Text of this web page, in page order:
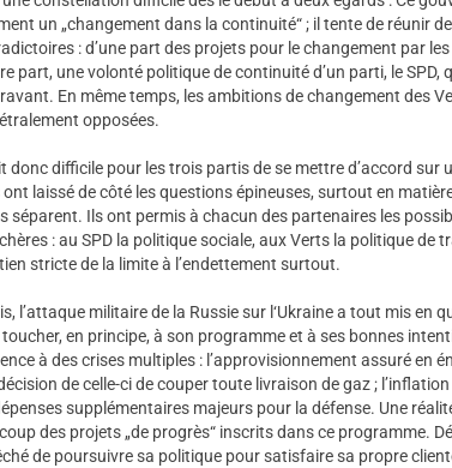
un „changement dans la continuité“ ; il tente de réunir
: d’une part des projets pour le changement par
part, une volonté politique de continuité d’un parti, le SPD,
En même temps, les ambitions de changement des
opposées.
donc difficile pour les trois partis de se mettre d’accord
ont laissé de côté les questions épineuses, surtout en
séparent. Ils ont permis à chacun des partenaires les
: au SPD la politique sociale, aux Verts la politique de
stricte de la limite à l’endettement surtout.
l’attaque militaire de la Russie sur l‘Ukraine a tout mis en
en principe, à son programme et à ses bonnes
à des crises multiples : l’approvisionnement assuré en
de celle-ci de couper toute livraison de gaz ;
supplémentaires majeurs pour la défense. Une
des projets „de progrès“ inscrits dans ce programme.
de poursuivre sa politique pour satisfaire sa propre